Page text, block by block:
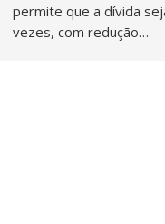
permite que a dívida
vezes, com redução…